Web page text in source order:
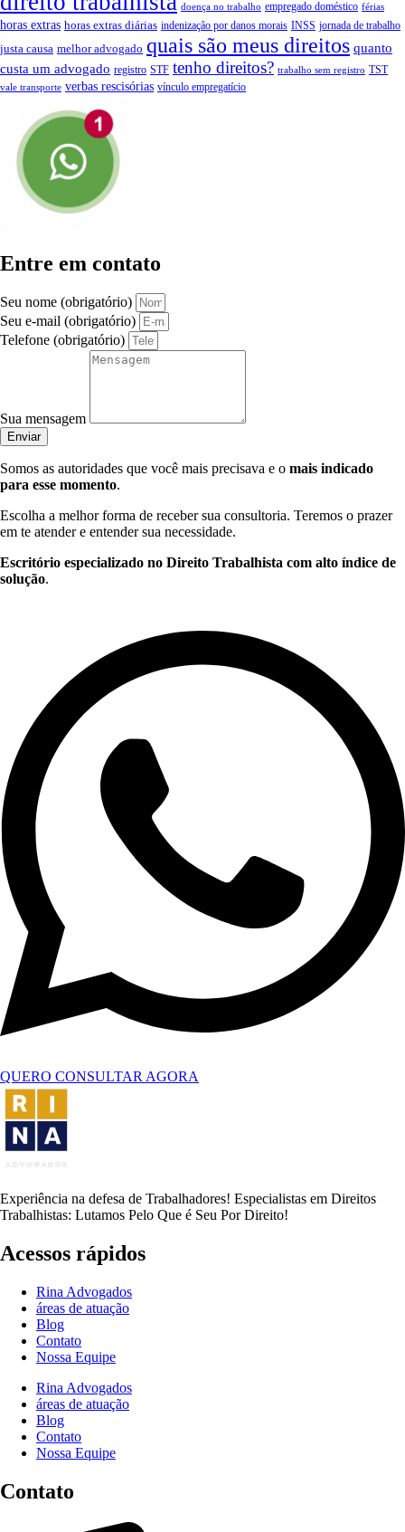
doença no trabalho empregado doméstico férias
horas extras horas extras diárias indenização por danos morais INSS jornada de trabalho
justa causa melhor advogado quais são meus direitos quanto
custa um advogado registro STF tenho direitos? trabalho sem registro TST
vale transporte verbas rescisórias vínculo empregatício
Entre em contato
Seu nome (obrigatório)
Seu e-mail (obrigatório)
Telefone (obrigatório)
Sua mensagem
Enviar
Somos as autoridades que você mais precisava e o mais indicado
para esse momento.
Escolha a melhor forma de receber sua consultoria. Teremos o prazer
em te atender e entender sua necessidade.
Escritório especializado no Direito Trabalhista com alto índice de
solução.
QUERO CONSULTAR AGORA
Experiência na defesa de Trabalhadores! Especialistas em Direitos
Trabalhistas: Lutamos Pelo Que é Seu Por Direito!
Acessos rápidos
Rina Advogados
áreas de atuação
Blog
Contato
Nossa Equipe
Rina Advogados
áreas de atuação
Blog
Contato
Nossa Equipe
Contato